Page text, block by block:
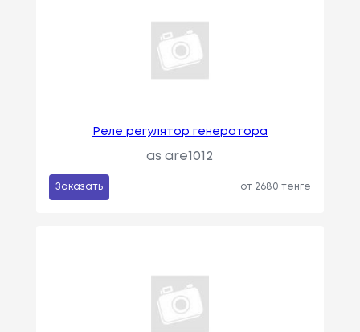
Реле регулятор генератора
as are1012
Заказать от 2680 тенге